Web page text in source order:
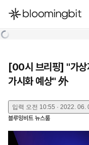
한국어
[00시 브리핑] "가상
가시화 예상" 外
입력 오전 10:55 · 2022. 06.
블루밍비트 뉴스룸